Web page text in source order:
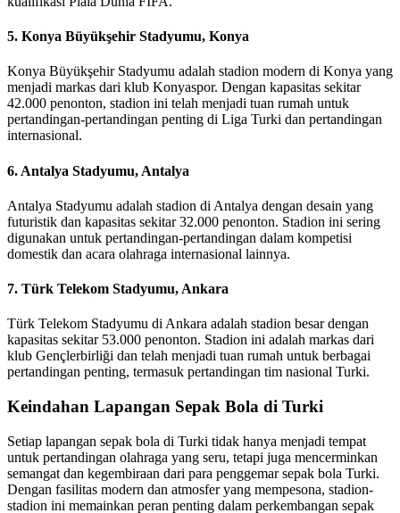
5. Konya Büyükşehir Stadyumu, Konya
Konya Büyükşehir Stadyumu adalah stadion modern di Konya yang
menjadi markas dari klub Konyaspor. Dengan kapasitas sekitar
42.000 penonton, stadion ini telah menjadi tuan rumah untuk
pertandingan-pertandingan penting di Liga Turki dan pertandingan
internasional.
6. Antalya Stadyumu, Antalya
Antalya Stadyumu adalah stadion di Antalya dengan desain yang
futuristik dan kapasitas sekitar 32.000 penonton. Stadion ini sering
digunakan untuk pertandingan-pertandingan dalam kompetisi
domestik dan acara olahraga internasional lainnya.
7. Türk Telekom Stadyumu, Ankara
Türk Telekom Stadyumu di Ankara adalah stadion besar dengan
kapasitas sekitar 53.000 penonton. Stadion ini adalah markas dari
klub Gençlerbirliği dan telah menjadi tuan rumah untuk berbagai
pertandingan penting, termasuk pertandingan tim nasional Turki.
Keindahan Lapangan Sepak Bola di Turki
Setiap lapangan sepak bola di Turki tidak hanya menjadi tempat
untuk pertandingan olahraga yang seru, tetapi juga mencerminkan
semangat dan kegembiraan dari para penggemar sepak bola Turki.
Dengan fasilitas modern dan atmosfer yang mempesona, stadion-
stadion ini memainkan peran penting dalam perkembangan sepak